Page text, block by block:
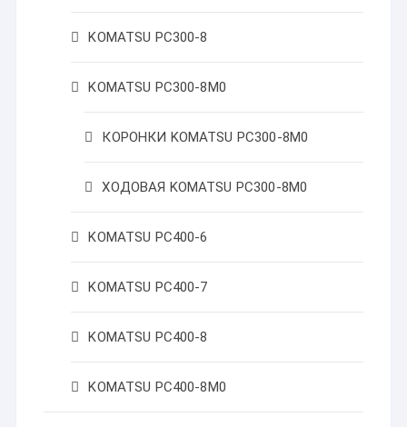
KOMATSU PC300-8
KOMATSU PC300-8M0
КОРОНКИ KOMATSU PC300-8M0
ХОДОВАЯ KOMATSU PC300-8M0
KOMATSU PC400-6
KOMATSU PC400-7
KOMATSU PC400-8
KOMATSU PC400-8M0